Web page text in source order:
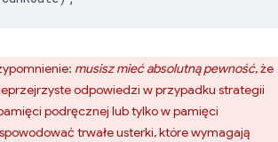
musisz mieć absolutną pewność, że
odpowiedzi w przypadku strategii
podręcznej lub tylko w pamięci
trwałe usterki, które wymagają